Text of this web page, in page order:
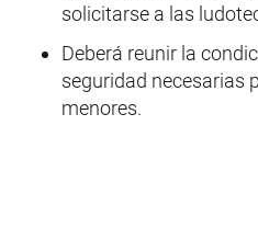
solicitarse a las
Deberá reunir la
seguridad necesarias
menores.